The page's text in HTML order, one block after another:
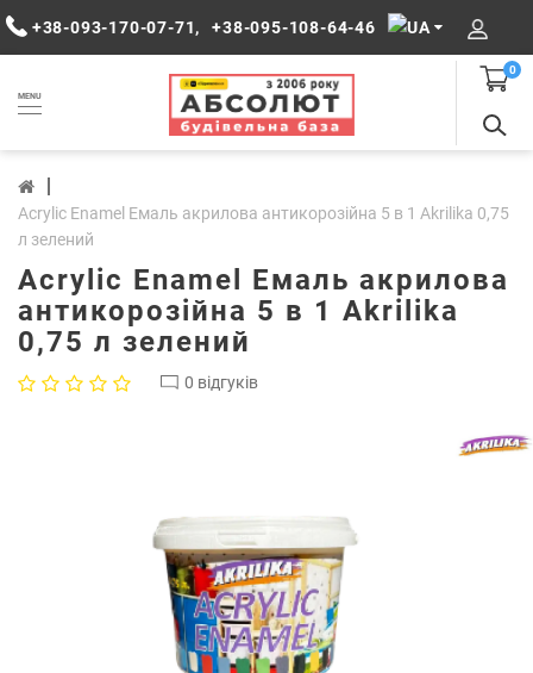
+38-093-170-07-71, +38-095-108-64-46
MENU
0
Acrylic Enamel Емаль акрилова антикорозійна 5 в 1 Akrilika 0,75
л зелений
Acrylic Enamel Емаль акрилова
антикорозійна 5 в 1 Akrilika
0,75 л зелений
0 відгуків